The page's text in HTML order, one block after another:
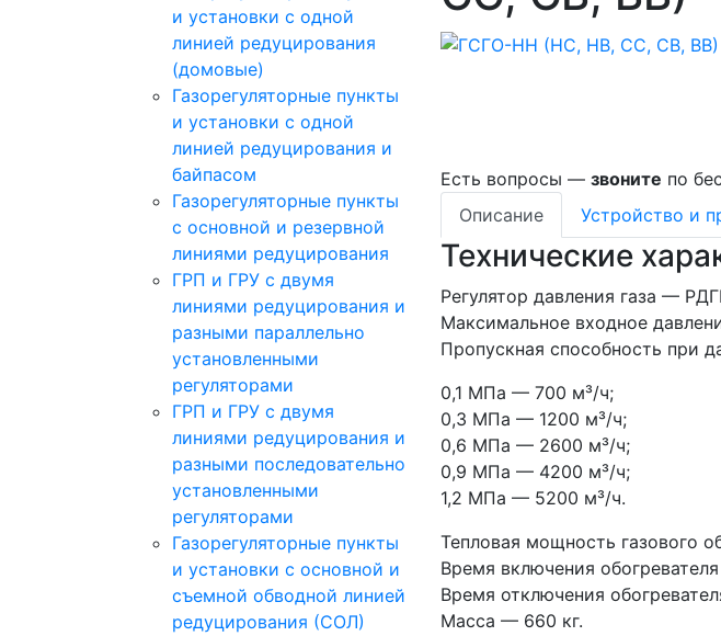
и установки с одной
линией редуцирования
(домовые)
Газорегуляторные пункты
и установки с одной
линией редуцирования и
байпасом
Газорегуляторные пункты
с основной и резервной
линиями редуцирования
ГРП и ГРУ с двумя
линиями редуцирования и
разными параллельно
установленными
регуляторами
ГРП и ГРУ с двумя
линиями редуцирования и
разными последовательно
установленными
регуляторами
Газорегуляторные пункты
и установки с основной и
съемной обводной линией
редуцирования (СОЛ)
Есть вопросы — звоните по
Описание
Устройство и
Технические
Регулятор давления газа —
Максимальное входное
Пропускная способность при
0,1 МПа — 700 м³/ч;
0,3 МПа — 1200 м³/ч;
0,6 МПа — 2600 м³/ч;
0,9 МПа — 4200 м³/ч;
1,2 МПа — 5200 м³/ч.
Тепловая мощность газового
Время включения
Время отключения
Масса — 660 кг.